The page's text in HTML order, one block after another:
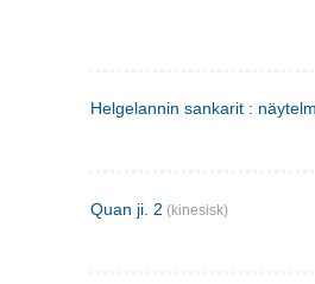
Helgelannin sankarit :
Quan ji. 2 (kinesisk)